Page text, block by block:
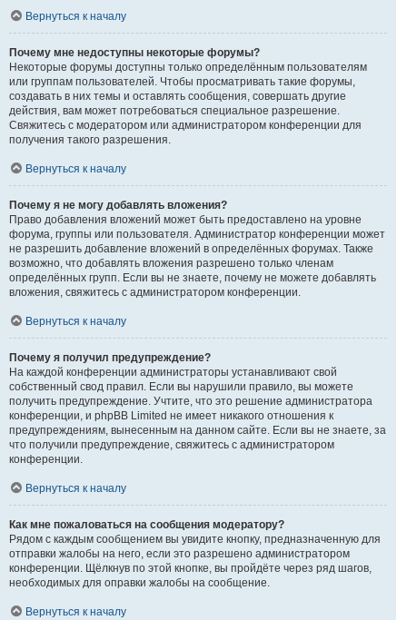
Вернуться к началу
Почему мне недоступны некоторые форумы?
Некоторые форумы доступны только определённым пользователям
или группам пользователей. Чтобы просматривать такие форумы,
создавать в них темы и оставлять сообщения, совершать другие
действия, вам может потребоваться специальное разрешение.
Свяжитесь с модератором или администратором конференции для
получения такого разрешения.
Вернуться к началу
Почему я не могу добавлять вложения?
Право добавления вложений может быть предоставлено на уровне
форума, группы или пользователя. Администратор конференции может
не разрешить добавление вложений в определённых форумах. Также
возможно, что добавлять вложения разрешено только членам
определённых групп. Если вы не знаете, почему не можете добавлять
вложения, свяжитесь с администратором конференции.
Вернуться к началу
Почему я получил предупреждение?
На каждой конференции администраторы устанавливают свой
собственный свод правил. Если вы нарушили правило, вы можете
получить предупреждение. Учтите, что это решение администратора
конференции, и phpBB Limited не имеет никакого отношения к
предупреждениям, вынесенным на данном сайте. Если вы не знаете, за
что получили предупреждение, свяжитесь с администратором
конференции.
Вернуться к началу
Как мне пожаловаться на сообщения модератору?
Рядом с каждым сообщением вы увидите кнопку, предназначенную для
отправки жалобы на него, если это разрешено администратором
конференции. Щёлкнув по этой кнопке, вы пройдёте через ряд шагов,
необходимых для оправки жалобы на сообщение.
Вернуться к началу